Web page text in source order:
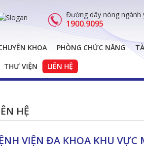
Đường dây nóng ngành
1900.9095
KHOA PHÒNG CHỨC NĂNG
THƯ VIỆN LIÊN HỆ
HỆ
VIỆN ĐA KHOA KHU VỰC